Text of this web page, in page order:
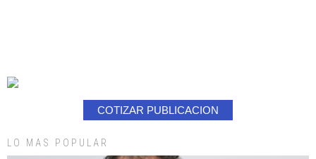
COTIZAR PUBLICACION
LO MAS POPULAR